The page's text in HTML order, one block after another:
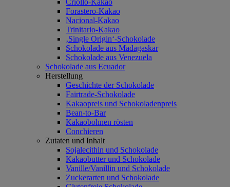
Criollo-Kakao
Forastero-Kakao
Nacional-Kakao
Trinitario-Kakao
‚Single Origin‘-Schokolade
Schokolade aus Madagaskar
Schokolade aus Venezuela
Schokolade aus Ecuador
Herstellung
Geschichte der Schokolade
Fairtrade-Schokolade
Kakaopreis und Schokoladenpreis
Bean-to-Bar
Kakaobohnen rösten
Conchieren
Zutaten und Inhalt
Sojalecithin und Schokolade
Kakaobutter und Schokolade
Vanille/Vanillin und Schokolade
Zuckerarten und Schokolade